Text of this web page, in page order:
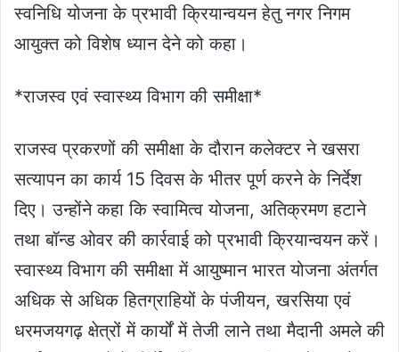
स्वनिधि योजना के प्रभावी क्रियान्वयन हेतु नगर निगम
आयुक्त को विशेष ध्यान देने को कहा।
*राजस्व एवं स्वास्थ्य विभाग की समीक्षा*
राजस्व प्रकरणों की समीक्षा के दौरान कलेक्टर ने खसरा
सत्यापन का कार्य 15 दिवस के भीतर पूर्ण करने के निर्देश
दिए। उन्होंने कहा कि स्वामित्व योजना, अतिक्रमण हटाने
तथा बॉन्ड ओवर की कार्रवाई को प्रभावी क्रियान्वयन करें।
स्वास्थ्य विभाग की समीक्षा में आयुष्मान भारत योजना अंतर्गत
अधिक से अधिक हितग्राहियों के पंजीयन, खरसिया एवं
धरमजयगढ़ क्षेत्रों में कार्यों में तेजी लाने तथा मैदानी अमले की